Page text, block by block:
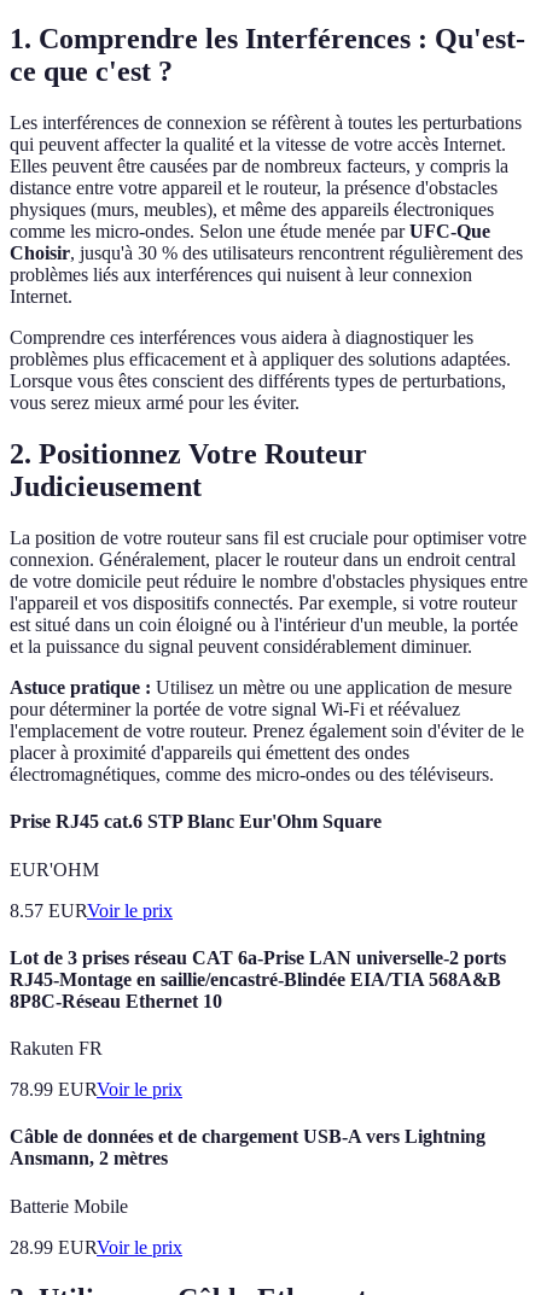
1. Comprendre les Interférences : Qu'est-
ce que c'est ?
Les interférences de connexion se réfèrent à toutes les perturbations
qui peuvent affecter la qualité et la vitesse de votre accès Internet.
Elles peuvent être causées par de nombreux facteurs, y compris la
distance entre votre appareil et le routeur, la présence d'obstacles
physiques (murs, meubles), et même des appareils électroniques
comme les micro-ondes. Selon une étude menée parUFC-Que
Choisir, jusqu'à 30 % des utilisateurs rencontrent régulièrement des
problèmes liés aux interférences qui nuisent à leur connexion
Internet.
Comprendre ces interférences vous aidera à diagnostiquer les
problèmes plus efficacement et à appliquer des solutions adaptées.
Lorsque vous êtes conscient des différents types de perturbations,
vous serez mieux armé pour les éviter.
2. Positionnez Votre Routeur
Judicieusement
La position de votre routeur sans fil est cruciale pour optimiser votre
connexion. Généralement, placer le routeur dans un endroit central
de votre domicile peut réduire le nombre d'obstacles physiques entre
l'appareil et vos dispositifs connectés. Par exemple, si votre routeur
est situé dans un coin éloigné ou à l'intérieur d'un meuble, la portée
et la puissance du signal peuvent considérablement diminuer.
Astuce pratique : Utilisez un mètre ou une application de mesure
pour déterminer la portée de votre signal Wi-Fi et réévaluez
l'emplacement de votre routeur. Prenez également soin d'éviter de le
placer à proximité d'appareils qui émettent des ondes
électromagnétiques, comme des micro-ondes ou des téléviseurs.
Prise RJ45 cat.6 STP Blanc Eur'Ohm Square
EUR'OHM
8.57 EURVoir le prix
Lot de 3 prises réseau CAT 6a-Prise LAN universelle-2 ports
RJ45-Montage en saillie/encastré-Blindée EIA/TIA 568A&B
8P8C-Réseau Ethernet 10
Rakuten FR
78.99 EURVoir le prix
Câble de données et de chargement USB-A vers Lightning
Ansmann, 2 mètres
Batterie Mobile
28.99 EURVoir le prix